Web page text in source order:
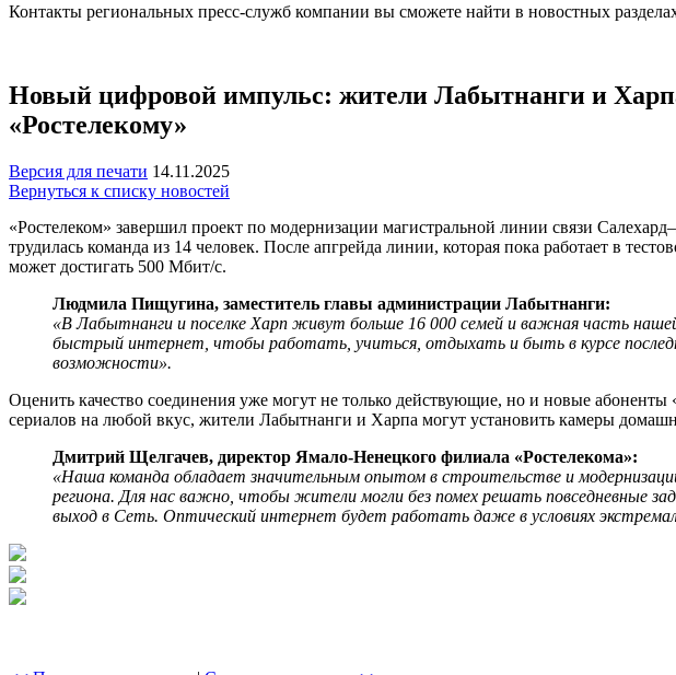
Контакты региональных пресс-служб компании вы сможете найти в новостных
Новый цифровой импульс: жители Лабытнанги и
«Ростелекому»
Версия для печати 14.11.2025
Вернуться к списку новостей
«Ростелеком» завершил проект по модернизации магистральной линии связи
трудилась команда из 14 человек. После апгрейда линии, которая пока работает в
может достигать 500 Мбит/c.
Людмила Пищугина, заместитель главы администрации Лабытнанги:
«В Лабытнанги и поселке Харп живут больше 16 000 семей и важная часть
быстрый интернет, чтобы работать, учиться, отдыхать и быть в курсе
возможности».
Оценить качество соединения уже могут не только действующие, но и новые
сериалов на любой вкус, жители Лабытнанги и Харпа могут установить камеры
Дмитрий Щелгачев, директор Ямало-Ненецкого филиала «Ростелекома»:
«Наша команда обладает значительным опытом в строительстве и
региона. Для нас важно, чтобы жители могли без помех решать повседневные
выход в Сеть. Оптический интернет будет работать даже в условиях